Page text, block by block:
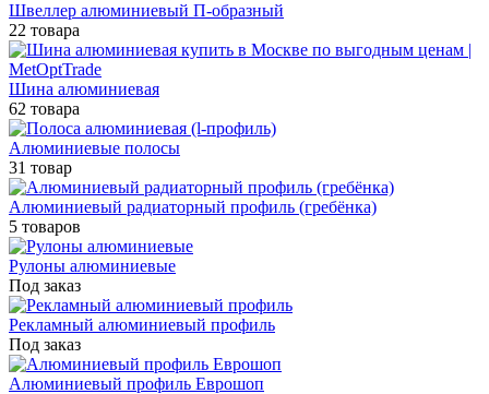
Швеллер алюминиевый П-образный
22 товара
Шина алюминиевая
62 товара
Алюминиевые полосы
31 товар
Алюминиевый радиаторный профиль (гребёнка)
5 товаров
Рулоны алюминиевые
Под заказ
Рекламный алюминиевый профиль
Под заказ
Алюминиевый профиль Еврошоп